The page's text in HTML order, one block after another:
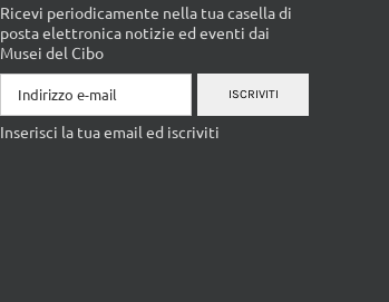
Ricevi periodicamente nella tua casella di
posta elettronica notizie ed eventi dai
Musei del Cibo
ISCRIVITI
Inserisci la tua email ed iscriviti